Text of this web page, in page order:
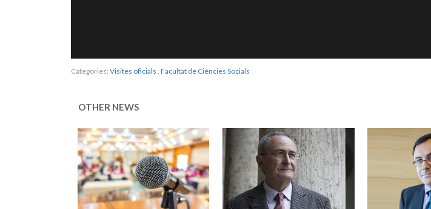
Categories: Visites oficials Facultat de Ciències Socials
OTHER NEWS